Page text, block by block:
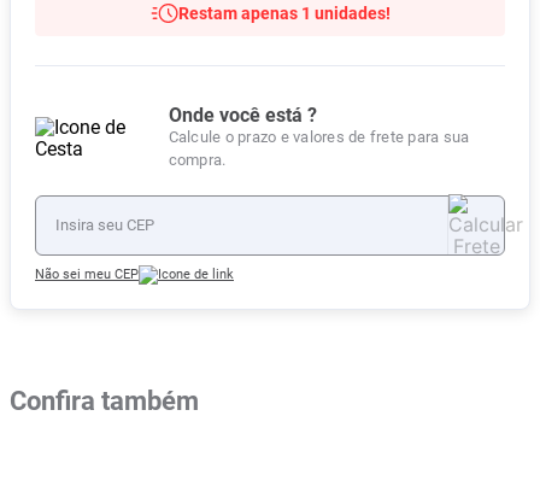
Restam apenas 1 unidades!
Onde você está ?
Calcule o prazo e valores de frete para sua
compra.
Não sei meu CEP
Confira também